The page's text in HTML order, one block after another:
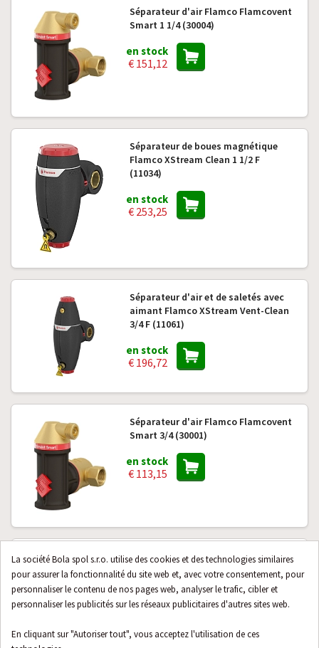
La société Bola spol s.r.o. utilise des cookies et des technologies similaires
pour assurer la fonctionnalité du site web et, avec votre consentement, pour
personnaliser le contenu de nos pages web, analyser le trafic, cibler et
personnaliser les publicités sur les réseaux publicitaires d'autres sites web.
En cliquant sur "Autoriser tout", vous acceptez l'utilisation de ces
Séparateur d'air Flamco Flamcovent
Smart 1 1/4 (30004)
en stock
€ 151,12
Séparateur de boues magnétique
Flamco XStream Clean 1 1/2 F
(11034)
en stock
€ 253,25
Séparateur d'air et de saletés avec
aimant Flamco XStream Vent-Clean
3/4 F (11061)
en stock
€ 196,72
Séparateur d'air Flamco Flamcovent
Smart 3/4 (30001)
en stock
€ 113,15
Séparateur d'air et de saletés avec
aimant Flamco XStream Vent-Clean
1 1/2 F (11064)
en stock